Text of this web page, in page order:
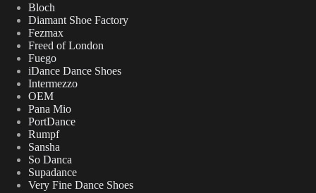
Bloch
Diamant Shoe Factory
Fezmax
Freed of London
Fuego
iDance Dance Shoes
Intermezzo
OEM
Pana Mio
PortDance
Rumpf
Sansha
So Danca
Supadance
Very Fine Dance Shoes